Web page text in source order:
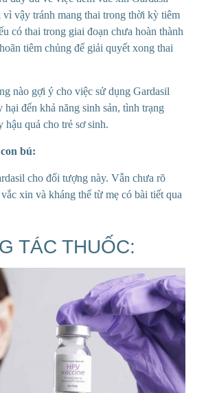
vì vậy tránh mang thai trong thời kỳ tiêm
có thai trong giai đoạn chưa hoàn thành
tiêm chủng để giải quyết xong thai
nào gợi ý cho việc sử dụng Gardasil
hại đến khả năng sinh sản, tình trạng
hậu quả cho trẻ sơ sinh.
bú:
cho đối tượng này. Vẫn chưa rõ
xin và kháng thể từ mẹ có bài tiết qua
TÁC THUỐC: